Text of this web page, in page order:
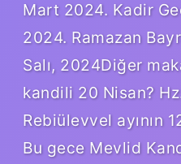
Mart 2024. Kadir
2024. Ramazan
Salı, 2024Diğer
kandili 20 Nisan?
Rebiülevvel ayının
Bu gece Mevlid